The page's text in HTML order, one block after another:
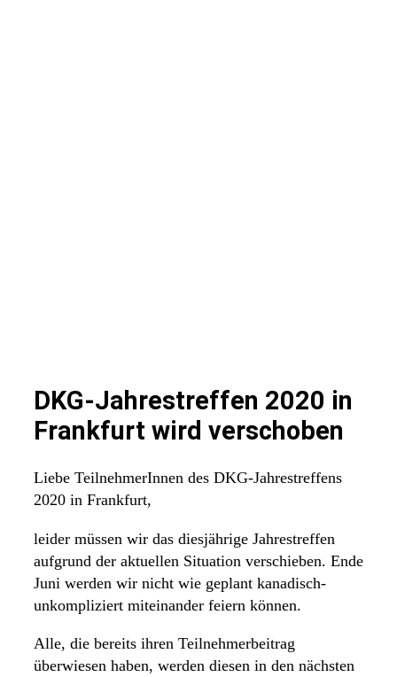
DKG-Jahrestreffen 2020 in
Frankfurt wird verschoben
Liebe TeilnehmerInnen des DKG-Jahrestreffens
2020 in Frankfurt,
leider müssen wir das diesjährige Jahrestreffen
aufgrund der aktuellen Situation verschieben. Ende
Juni werden wir nicht wie geplant kanadisch-
unkompliziert miteinander feiern können.
Alle, die bereits ihren Teilnehmerbeitrag
überwiesen haben, werden diesen in den nächsten